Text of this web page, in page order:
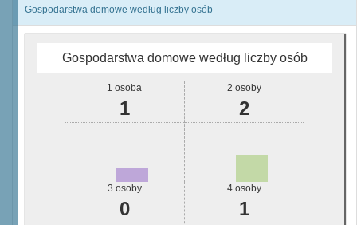
Gospodarstwa domowe według liczby osób
Gospodarstwa domowe według liczby osób
1 osoba
1
2 osoby
2
3 osoby
0
4 osoby
1